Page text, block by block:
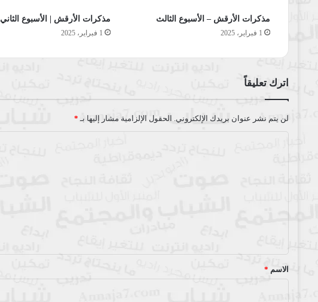
مذكرات الأرقش – الأسبوع الثالث
1 فبراير، 2025
مذكرات الأرقش | الأسبوع الثاني
1 فبراير، 2025
اترك تعليقاً
لن يتم نشر عنوان بريدك الإلكتروني. الحقول الإلزامية مشار إليها بـ *
*الاسم *